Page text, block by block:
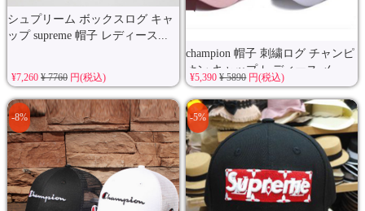
シュプリーム ボックスログ キャ
ップ supreme 帽子 レディース...
¥7,260 ¥ 7760円(税込)
champion 帽子 刺繍ログ チャンピ
オン キャップ レディース メ...
¥5,390¥ 5890円(税込)
-8% -5%